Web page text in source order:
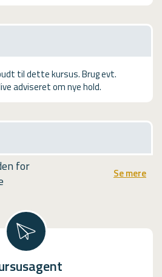
til dette kursus. Brug evt.
adviseret om nye hold.
for
Se mere